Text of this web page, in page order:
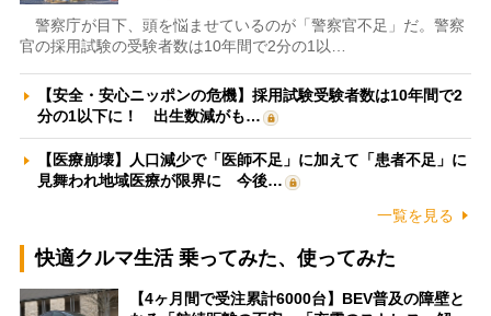
警察庁が目下、頭を悩ませているのが「警察官不足」だ。警察
官の採用試験の受験者数は10年間で2分の1以…
【安全・安心ニッポンの危機】採用試験受験者数は10年間で2
分の1以下に！ 出生数減がも…
【医療崩壊】人口減少で「医師不足」に加えて「患者不足」に
見舞われ地域医療が限界に 今後…
一覧を見る
快適クルマ生活 乗ってみた、使ってみた
【4ヶ月間で受注累計6000台】BEV普及の障壁と